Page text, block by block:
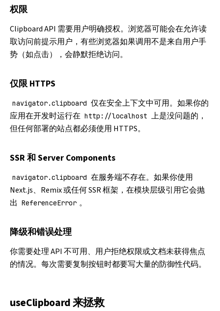
权限
Clipboard API 需要用户明确授权。浏览器可能会在允许读
取访问前提示用户，有些浏览器如果调用不是来自用户手
势（如点击），会静默拒绝访问。
仅限 HTTPS
navigator.clipboard 仅在安全上下文中可用。如果你的
应用在开发时运行在 http://localhost 上是没问题的，
但任何部署的站点都必须使用 HTTPS。
SSR 和 Server Components
navigator.clipboard 在服务端不存在。如果你使用
Next.js、Remix 或任何 SSR 框架，在模块层级引用它会抛
出 ReferenceError 。
降级和错误处理
你需要处理 API 不可用、用户拒绝权限或文档未获得焦点
的情况。每次需要复制按钮时都要写大量的防御性代码。
useClipboard 来拯救